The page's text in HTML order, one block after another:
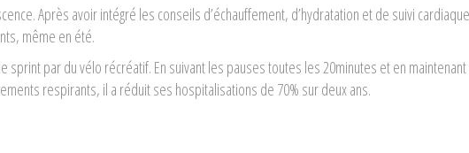
Après avoir intégré les conseils d’échauffement, d’hydratation et de suivi
même en été.
par du vélo récréatif. En suivant les pauses toutes les 20minutes et en maintenant
respirants, il a réduit ses hospitalisations de 70% sur deux ans.